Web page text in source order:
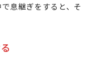
息継ぎをすると、そ